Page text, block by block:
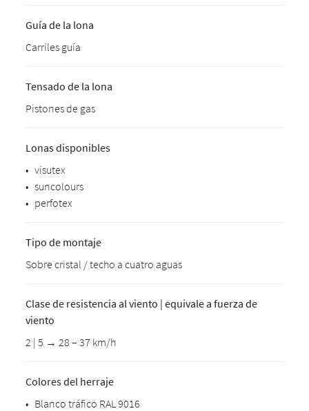
Guía de la lona
Carriles guía
Tensado de la lona
Pistones de gas
Lonas disponibles
• visutex
• suncolours
• perfotex
Tipo de montaje
Sobre cristal / techo a cuatro aguas
Clase de resistencia al viento | equivale a fuerza de
viento
2 | 5 → 28 – 37 km/h
Colores del herraje
• Blanco tráfico RAL 9016